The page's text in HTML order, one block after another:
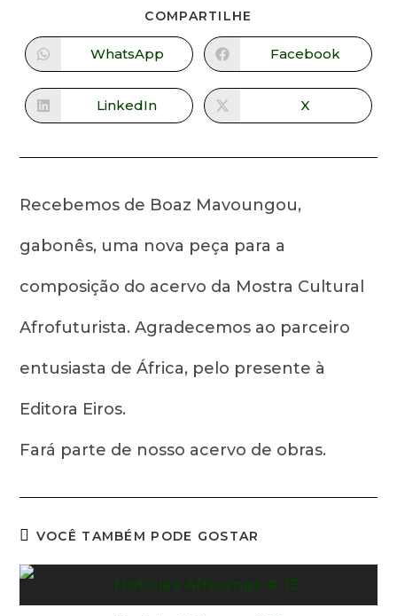
COMPARTILHE
WhatsApp Facebook
LinkedIn X
Recebemos de Boaz Mavoungou,
gabonês, uma nova peça para a
composição do acervo da Mostra Cultural
Afrofuturista. Agradecemos ao parceiro
entusiasta de África, pelo presente à
Editora Eiros.
Fará parte de nosso acervo de obras.
VOCÊ TAMBÉM PODE GOSTAR